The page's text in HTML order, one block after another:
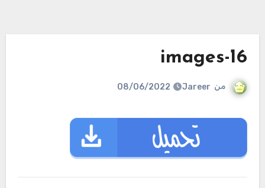
images-16
من Jareer
08/06/2022